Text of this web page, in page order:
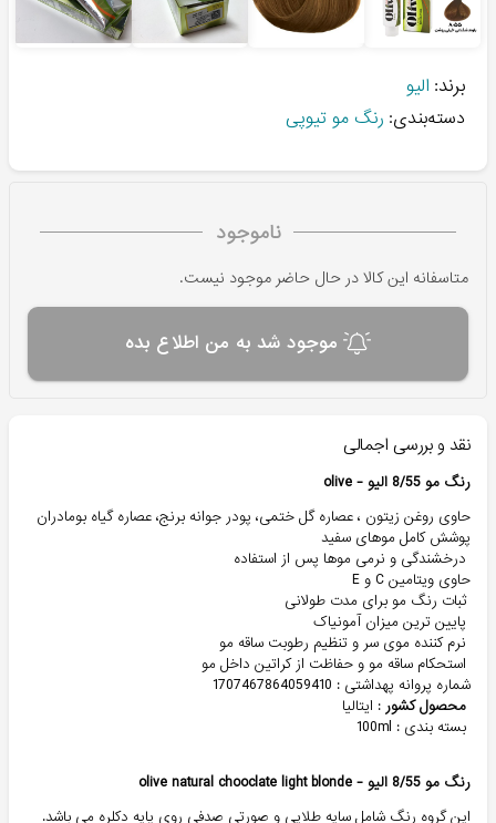
برند: الیو
دسته‌بندی: رنگ مو تیوپی
ناموجود
متاسفانه این کالا در حال حاضر موجود نیست.
موجود شد به من اطلاع بده
نقد و بررسی اجمالی
رنگ مو 8/55 الیو - olive
حاوی روغن زیتون ، عصاره گل ختمی، پودر جوانه برنج، عصاره گیاه بومادران
پوشش کامل موهای سفید
درخشندگی و نرمی موها پس از استفاده
حاوی ویتامین C و E
ثبات رنگ مو برای مدت طولانی
پایین ترین میزان آمونیاک
نرم کننده موی سر و تنظیم رطوبت ساقه مو
استحکام ساقه مو و حفاظت از کراتین داخل مو
شماره پروانه پهداشتی : 1707467864059410
محصول کشور : ایتالیا
بسته بندی : 100ml
رنگ مو 8/55 الیو - olive natural chooclate light blonde
این گروه رنگ شامل سایه طلایی و صورتی صدفی روی پایه دکلره می باشد.